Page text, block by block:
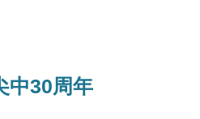
中30周年